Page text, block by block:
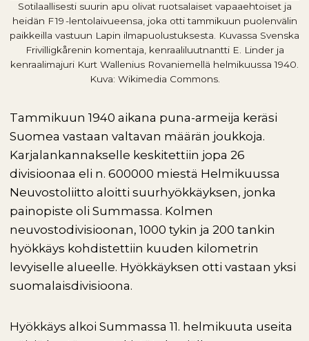
Sotilaallisesti suurin apu olivat ruotsalaiset vapaaehtoiset ja
heidän F 19 -lentolaivueensa, joka otti tammikuun puolenvälin
paikkeilla vastuun Lapin ilmapuolustuksesta. Kuvassa Svenska
Frivilligkårenin komentaja, kenraaliluutnantti E. Linder ja
kenraalimajuri Kurt Wallenius Rovaniemellä helmikuussa 1940.
Kuva: Wikimedia Commons.
Tammikuun 1940 aikana puna-armeija keräsi
Suomea vastaan valtavan määrän joukkoja.
Karjalankannakselle keskitettiin jopa 26
divisioonaa eli n. 600000 miestä Helmikuussa
Neuvostoliitto aloitti suurhyökkäyksen, jonka
painopiste oli Summassa. Kolmen
neuvostodivisioonan, 1000 tykin ja 200 tankin
hyökkäys kohdistettiin kuuden kilometrin
levyiselle alueelle. Hyökkäyksen otti vastaan yksi
suomalaisdivisioona.
Hyökkäys alkoi Summassa 11. helmikuuta useita